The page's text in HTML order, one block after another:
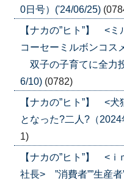
0日号）('24/06/25)
【ナカの”ヒト”】 <
コーセーミルボンコ
双子の子育てに全力
6/10) (0782)
【ナカの”ヒト”】 <
となった?二人?（
1)
【ナカの”ヒト”】 <
社長> ”消費者””生産